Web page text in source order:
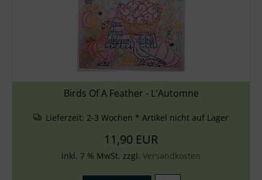
Birds Of A Feather - L'Automne
Lieferzeit: 2-3 Wochen * Artikel nicht auf Lager
11,90 EUR
inkl. 7 % MwSt. zzgl. Versandkosten